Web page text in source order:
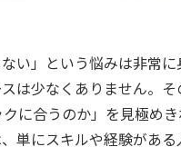
い」という悩みは非常
は少なくありません。
に合うのか」を見極め
単にスキルや経験があ